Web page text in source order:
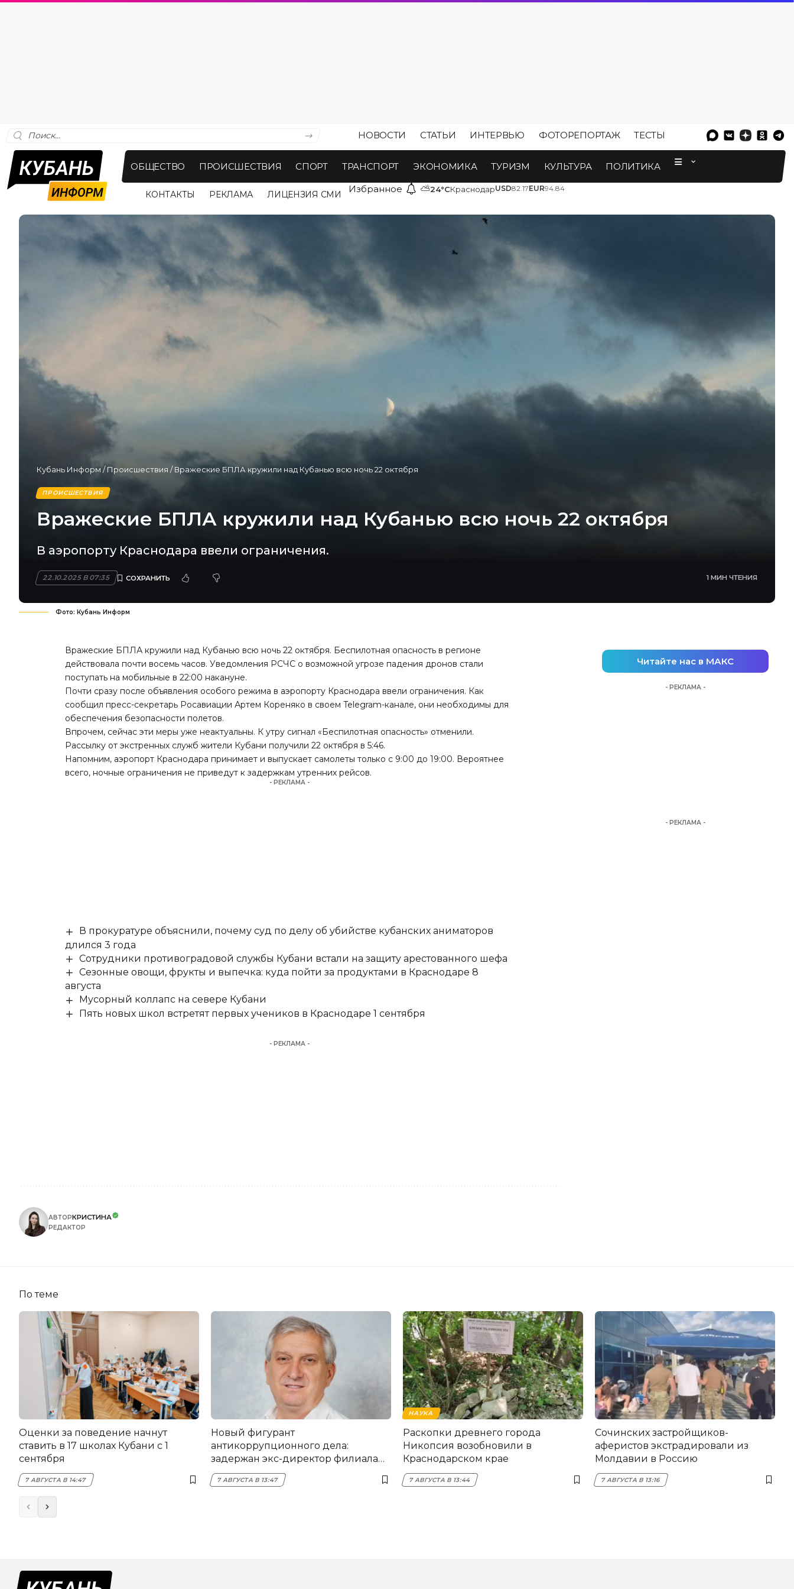
НОВОСТИ СТАТЬИ ИНТЕРВЬЮ ФОТОРЕПОРТАЖ ТЕСТЫ
ОБЩЕСТВО ПРОИСШЕСТВИЯ СПОРТ ТРАНСПОРТ ЭКОНОМИКА ТУРИЗМ КУЛЬТУРА ПОЛИТИКА
КОНТАКТЫ РЕКЛАМА ЛИЦЕНЗИЯ СМИ Избранное ⛅24°CКраснодарUSD82.17EUR94.84
Кубань Информ/Происшествия /Вражеские БПЛА кружили над Кубанью всю ночь 22 октября
ПРОИСШЕСТВИЯ
Вражеские БПЛА кружили над Кубанью всю ночь 22 октября
В аэропорту Краснодара ввели ограничения.
22.10.2025 В 07:35 1 МИН ЧТЕНИЯ
Фото: Кубань Информ
Вражеские БПЛА кружили над Кубанью всю ночь 22 октября. Беспилотная опасность в регионе
действовала почти восемь часов. Уведомления РСЧС о возможной угрозе падения дронов стали
поступать на мобильные в 22:00 накануне.
Почти сразу после объявления особого режима в аэропорту Краснодара ввели ограничения. Как
сообщил пресс-секретарь Росавиации Артем Кореняко в своем Telegram-канале, они необходимы для
обеспечения безопасности полетов.
Впрочем, сейчас эти меры уже неактуальны. К утру сигнал «Беспилотная опасность» отменили.
Рассылку от экстренных служб жители Кубани получили 22 октября в 5:46.
Напомним, аэропорт Краснодара принимает и выпускает самолеты только с 9:00 до 19:00. Вероятнее
всего, ночные ограничения не приведут к задержкам утренних рейсов.
- РЕКЛАМА -
В прокуратуре объяснили, почему суд по делу об убийстве кубанских аниматоров
длился 3 года
Сотрудники противоградовой службы Кубани встали на защиту арестованного шефа
Сезонные овощи, фрукты и выпечка: куда пойти за продуктами в Краснодаре 8
августа
Мусорный коллапс на севере Кубани
Пять новых школ встретят первых учеников в Краснодаре 1 сентября
- РЕКЛАМА -
АВТОРКРИСТИНА
РЕДАКТОР
Читайте нас в МАКС
- РЕКЛАМА -
- РЕКЛАМА -
По теме
Оценки за поведение начнут
ставить в 17 школах Кубани с 1
сентября
7 АВГУСТА В 14:47
Новый фигурант
антикоррупционного дела:
задержан экс-директор филиала
НЭСК Крымска
7 АВГУСТА В 13:47
НАУКА
Раскопки древнего города
Никопсия возобновили в
Краснодарском крае
7 АВГУСТА В 13:44
Сочинских застройщиков-
аферистов экстрадировали из
Молдавии в Россию
7 АВГУСТА В 13:16